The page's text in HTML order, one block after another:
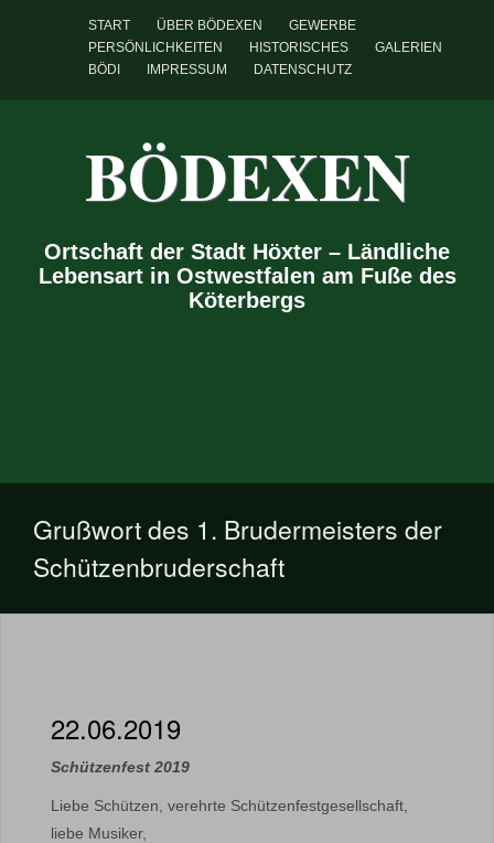
START ÜBER BÖDEXEN
GEWERBE
PERSÖNLICHKEITEN
HISTORISCHES
GALERIEN
BÖDI
IMPRESSUM DATENSCHUTZ
BÖDEXEN
Ortschaft der Stadt Höxter – Ländliche
Lebensart in Ostwestfalen am Fuße des
Köterbergs
Grußwort des 1. Brudermeisters der
Schützenbruderschaft
22.06.2019
Schützenfest 2019
Liebe Schützen, verehrte Schützenfestgesellschaft,
liebe Musiker,